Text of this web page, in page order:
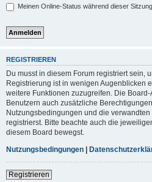
Meinen Online-Status während dieser
REGISTRIEREN
Du musst in diesem Forum registriert sein,
Registrierung ist in wenigen Augenblicken
weitere Funktionen zuzugreifen. Die
Benutzern auch zusätzliche
Nutzungsbedingungen und die
registrierst. Bitte beachte auch die
diesem Board bewegst.
Nutzungsbedingungen
Registrieren